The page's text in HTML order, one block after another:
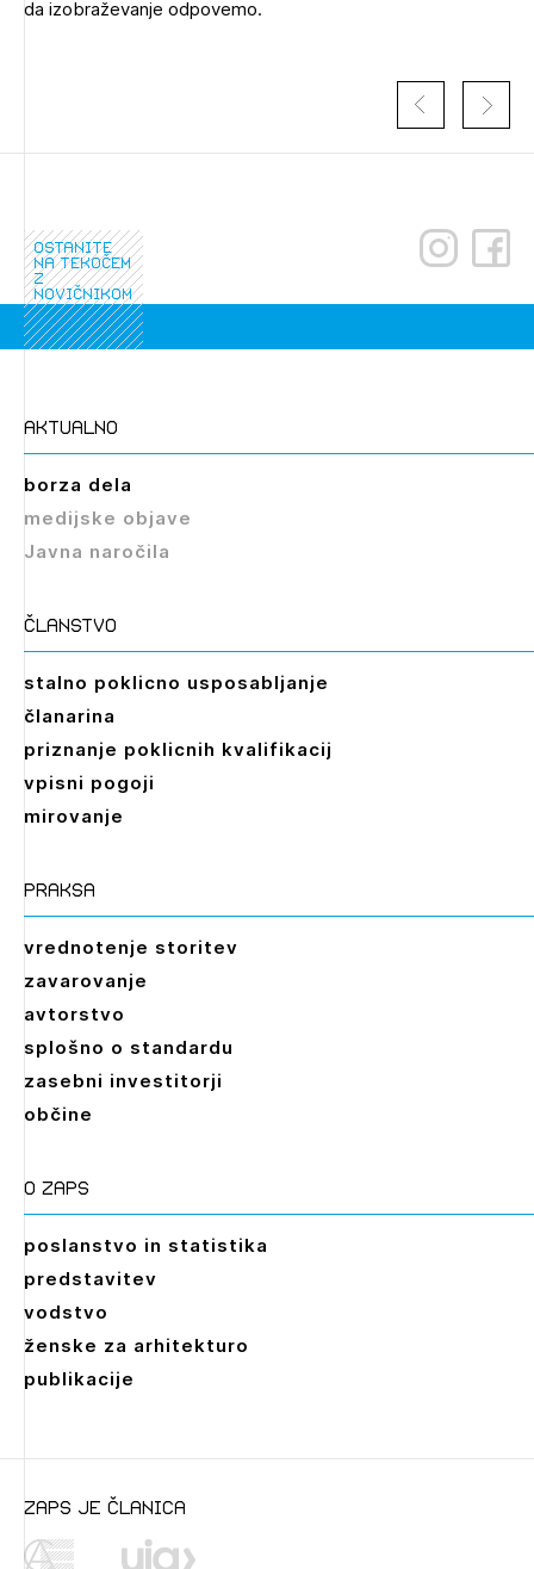
da izobraževanje odpovemo.
ostanite
na tekočem
z
novičnikom
aktualno
borza dela
medijske objave
Javna naročila
članstvo
stalno poklicno usposabljanje
članarina
priznanje poklicnih kvalifikacij
vpisni pogoji
mirovanje
praksa
vrednotenje storitev
zavarovanje
avtorstvo
splošno o standardu
zasebni investitorji
občine
O zaps
poslanstvo in statistika
predstavitev
vodstvo
ženske za arhitekturo
publikacije
zaps je članica